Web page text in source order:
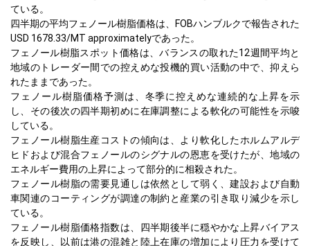
ている。
四半期の平均フェノール樹脂価格は、FOBハンブルクで報告された
USD 1678.33/MT approximatelyであった。
フェノール樹脂スポット価格は、バランスの取れた12週間平均と
地域のトレーダー間での控えめな投機的買い活動の中で、抑えら
れたままであった。
フェノール樹脂価格予測は、冬季に控えめな連続的な上昇を示
し、その後次の四半期初めに在庫調整による軟化の可能性を示唆
している。
フェノール樹脂生産コストの傾向は、より軟化したホルムアルデ
ヒドおよび混合フェノールのシグナルの恩恵を受けたが、地域の
エネルギー費用の上昇によって部分的に相殺された。
フェノール樹脂の需要見通しは依然として弱く、建設および自動
車関連のコーティングが調達の制約と産業の引き取り減少を示し
ている。
フェノール樹脂価格指数は、四半期後半に穏やかな上昇バイアス
を反映し、以前は港の混雑と陸上在庫の増加により圧力を受けて